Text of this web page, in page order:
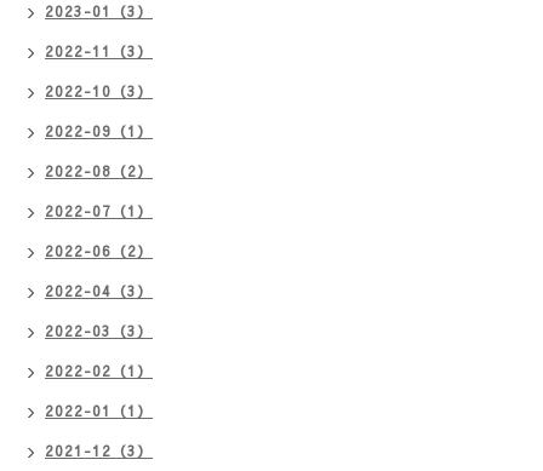
2023-01（3）
2022-11（3）
2022-10（3）
2022-09（1）
2022-08（2）
2022-07（1）
2022-06（2）
2022-04（3）
2022-03（3）
2022-02（1）
2022-01（1）
2021-12（3）